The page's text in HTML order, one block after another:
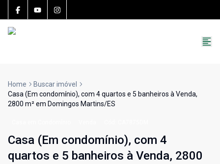
Home
Buscar imóvel
Casa (Em condomínio), com 4 quartos e 5 banheiros à Venda,
2800 m² em Domingos Martins/ES
Casa (Em condomínio), com 4
quartos e 5 banheiros à Venda, 2800